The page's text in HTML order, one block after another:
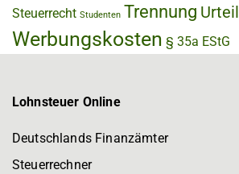
Steuerrecht Studenten Trennung Urteil
Werbungskosten § 35a EStG
Lohnsteuer Online
Deutschlands Finanzämter
Steuerrechner